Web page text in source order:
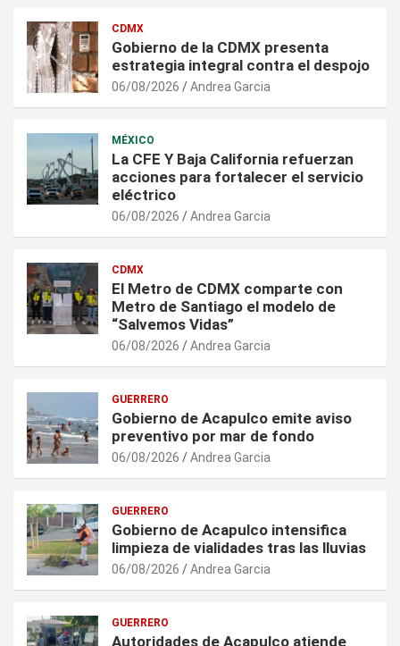
CDMX
Gobierno de la CDMX presenta
estrategia integral contra el despojo
06/08/2026 Andrea Garcia
MÉXICO
La CFE Y Baja California refuerzan
acciones para fortalecer el servicio
eléctrico
06/08/2026 Andrea Garcia
CDMX
El Metro de CDMX comparte con
Metro de Santiago el modelo de
“Salvemos Vidas”
06/08/2026 Andrea Garcia
GUERRERO
Gobierno de Acapulco emite aviso
preventivo por mar de fondo
06/08/2026 Andrea Garcia
GUERRERO
Gobierno de Acapulco intensifica
limpieza de vialidades tras las lluvias
06/08/2026 Andrea Garcia
GUERRERO
Autoridades de Acapulco atiende